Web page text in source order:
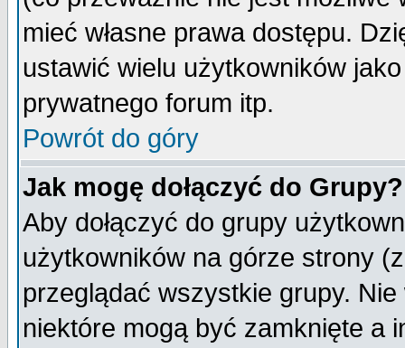
mieć własne prawa dostępu.
ustawić wielu użytkowników
prywatnego forum itp.
Powrót do góry
Jak mogę dołączyć do Grupy?
Aby dołączyć do grupy
użytkowników na górze strony
przeglądać wszystkie grupy.
niektóre mogą być zamknięte a